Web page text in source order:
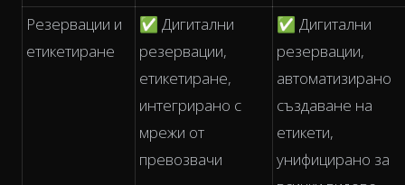
Резервации и
етикетиране
✅ Дигитални
резервации,
етикетиране,
интегрирано с
мрежи от
превозвачи
✅ Дигитални
резервации,
автоматизирано
създаване на
етикети,
унифицирано за